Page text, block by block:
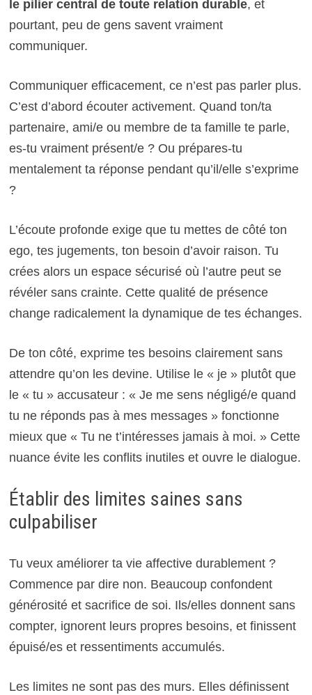
le pilier central de toute relation durable, et
pourtant, peu de gens savent vraiment
communiquer.
Communiquer efficacement, ce n’est pas parler plus.
C’est d’abord écouter activement. Quand ton/ta
partenaire, ami/e ou membre de ta famille te parle,
es-tu vraiment présent/e ? Ou prépares-tu
mentalement ta réponse pendant qu’il/elle s’exprime
?
L’écoute profonde exige que tu mettes de côté ton
ego, tes jugements, ton besoin d’avoir raison. Tu
crées alors un espace sécurisé où l’autre peut se
révéler sans crainte. Cette qualité de présence
change radicalement la dynamique de tes échanges.
De ton côté, exprime tes besoins clairement sans
attendre qu’on les devine. Utilise le « je » plutôt que
le « tu » accusateur : « Je me sens négligé/e quand
tu ne réponds pas à mes messages » fonctionne
mieux que « Tu ne t’intéresses jamais à moi. » Cette
nuance évite les conflits inutiles et ouvre le dialogue.
Établir des limites saines sans
culpabiliser
Tu veux améliorer ta vie affective durablement ?
Commence par dire non. Beaucoup confondent
générosité et sacrifice de soi. Ils/elles donnent sans
compter, ignorent leurs propres besoins, et finissent
épuisé/es et ressentiments accumulés.
Les limites ne sont pas des murs. Elles définissent